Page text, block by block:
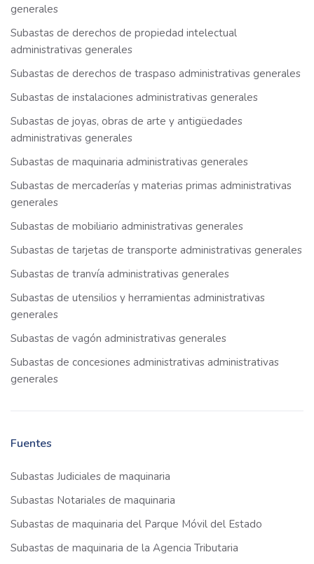
generales
Subastas de derechos de propiedad intelectual
administrativas generales
Subastas de derechos de traspaso administrativas generales
Subastas de instalaciones administrativas generales
Subastas de joyas, obras de arte y antigüedades
administrativas generales
Subastas de maquinaria administrativas generales
Subastas de mercaderías y materias primas administrativas
generales
Subastas de mobiliario administrativas generales
Subastas de tarjetas de transporte administrativas generales
Subastas de tranvía administrativas generales
Subastas de utensilios y herramientas administrativas
generales
Subastas de vagón administrativas generales
Subastas de concesiones administrativas administrativas
generales
Fuentes
Subastas Judiciales de maquinaria
Subastas Notariales de maquinaria
Subastas de maquinaria del Parque Móvil del Estado
Subastas de maquinaria de la Agencia Tributaria